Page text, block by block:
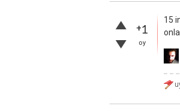
+1
oy
15